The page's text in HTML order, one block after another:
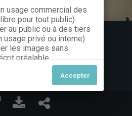
usage commercial des
pour tout public)
au public ou à des tiers
usage privé ou interne)
les images sans
préalable
nous vous invitons
afin de solliciter le type
parmi celles
cas échéant, acquitter